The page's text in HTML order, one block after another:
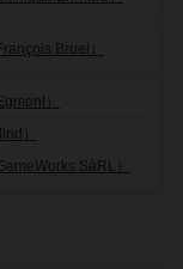
Bruel）
）
）
SàRL）